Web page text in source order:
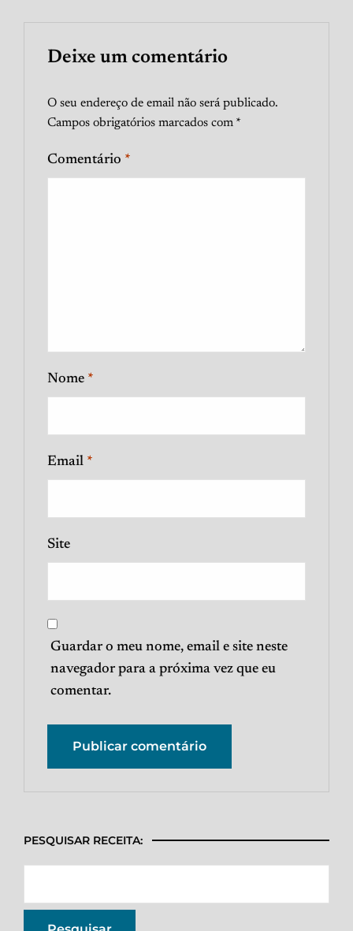
Deixe um comentário
O seu endereço de email não será publicado.
Campos obrigatórios marcados com *
Comentário *
Nome *
Email *
Site
Guardar o meu nome, email e site neste
navegador para a próxima vez que eu
comentar.
PESQUISAR RECEITA: